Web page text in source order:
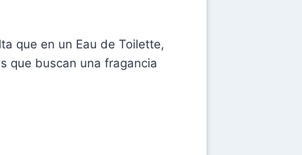
que en un Eau de Toilette,
que buscan una fragancia